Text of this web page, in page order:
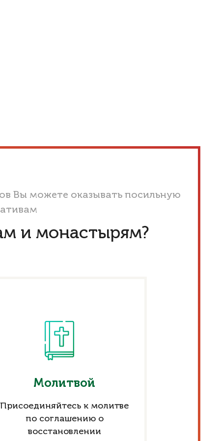
Вы можете оказывать посильную
и монастырям?
Молитвой
Присоединяйтесь к молитве
по соглашению о
восстановлении